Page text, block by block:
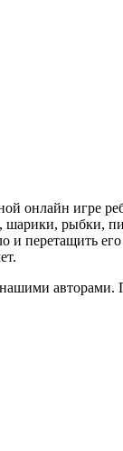
онлайн игре
шарики, рыбки,
перетащить
авторами.